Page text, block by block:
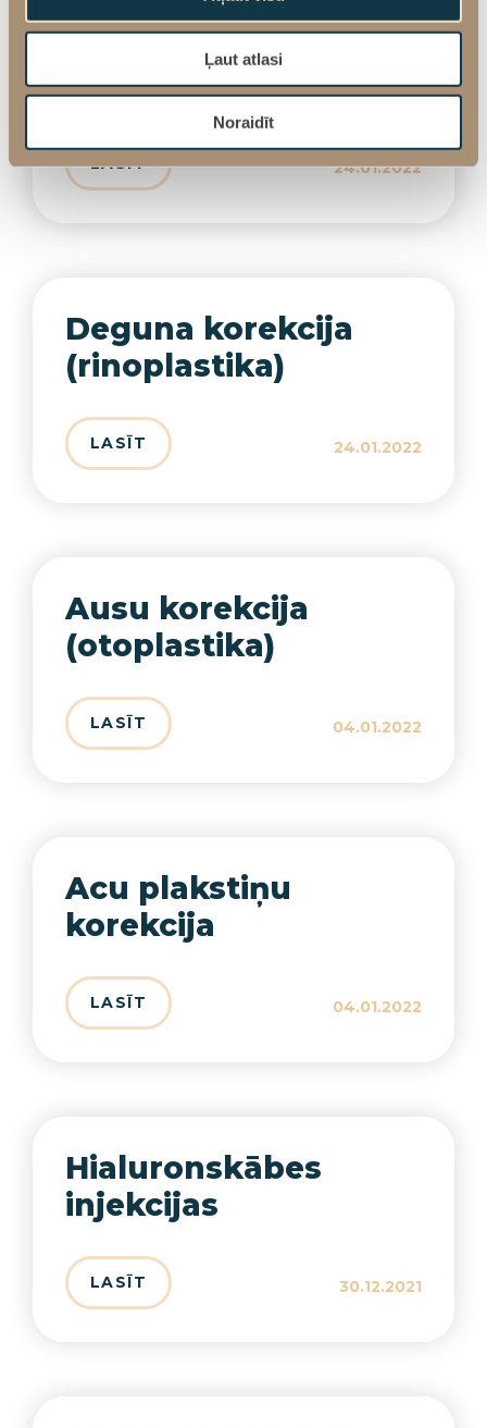
Ļaut atlasi
Noraidīt
Sejas un kakla ādas
kosmētiskās
operācijas
24.01.2022
LASĪT
Deguna korekcija
(rinoplastika)
24.01.2022
LASĪT
Ausu korekcija
(otoplastika)
04.01.2022
LASĪT
Acu plakstiņu
korekcija
04.01.2022
LASĪT
Hialuronskābes
injekcijas
30.12.2021
LASĪT